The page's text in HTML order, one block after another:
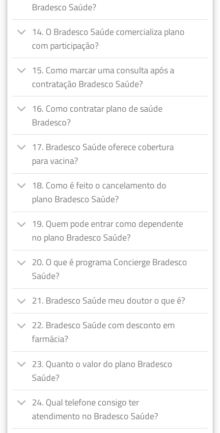
Bradesco Saúde?
14. O Bradesco Saúde comercializa plano
com participação?
15. Como marcar uma consulta após a
contratação Bradesco Saúde?
16. Como contratar plano de saúde
Bradesco?
17. Bradesco Saúde oferece cobertura
para vacina?
18. Como é feito o cancelamento do
plano Bradesco Saúde?
19. Quem pode entrar como dependente
no plano Bradesco Saúde?
20. O que é programa Concierge Bradesco
Saúde?
21. Bradesco Saúde meu doutor o que é?
22. Bradesco Saúde com desconto em
farmácia?
23. Quanto o valor do plano Bradesco
Saúde?
24. Qual telefone consigo ter
atendimento no Bradesco Saúde?